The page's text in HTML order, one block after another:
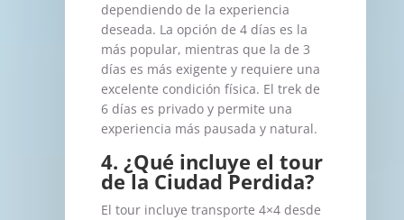
dependiendo de la experiencia
deseada. La opción de 4 días es la
más popular, mientras que la de 3
días es más exigente y requiere una
excelente condición física. El trek de
6 días es privado y permite una
experiencia más pausada y natural.
4. ¿Qué incluye el tour
de la Ciudad Perdida?
El tour incluye transporte 4×4 desde